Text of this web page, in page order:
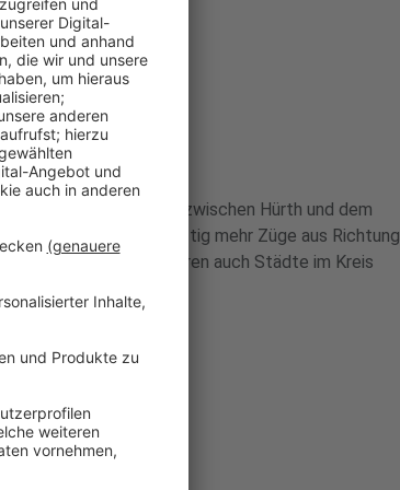
zusätzlichen Gleisen zwischen Hürth und dem
es, dass künftig mehr Züge aus Richtung
können. Davon profitieren auch Städte im Kreis